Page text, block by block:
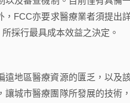
FCC亦要求醫療業者須提出
採行最具成本效益之決定。
地區醫療資源的匱乏，以及
讓城市醫療團隊所發展的技術